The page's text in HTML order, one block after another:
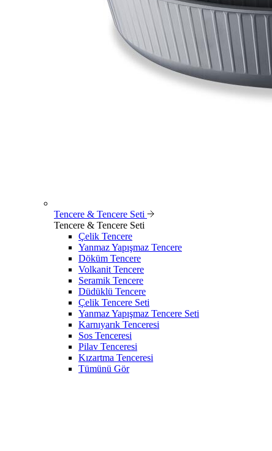
Tencere & Tencere Seti
Tencere & Tencere Seti
Çelik Tencere
Yanmaz Yapışmaz Tencere
Döküm Tencere
Volkanit Tencere
Seramik Tencere
Düdüklü Tencere
Çelik Tencere Seti
Yanmaz Yapışmaz Tencere Seti
Karnıyarık Tenceresi
Sos Tenceresi
Pilav Tenceresi
Kızartma Tenceresi
Tümünü Gör